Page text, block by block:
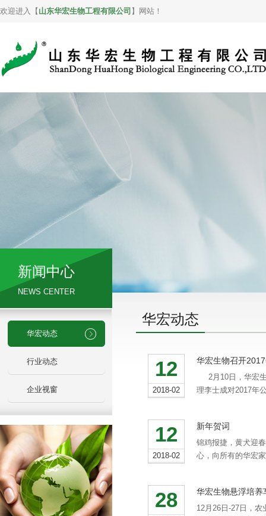
欢迎进入【 山东华宏生物工程有限公司 】网站！
新闻中心
NEWS CENTER
华宏动态
行业动态
企业视窗
华宏动态
12
2018-02
华宏生物召开
2月10日，华宏
理李士成对2017年
12
2018-02
新年贺词
锦鸡报捷，黄犬迎
心，向所有的华宏
28 华宏生物悬浮培
12月26日-27日，